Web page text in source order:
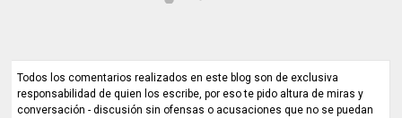
Todos los comentarios realizados en este blog son de exclusiva
responsabilidad de quien los escribe, por eso te pido altura de miras y
conversación - discusión sin ofensas o acusaciones que no se puedan